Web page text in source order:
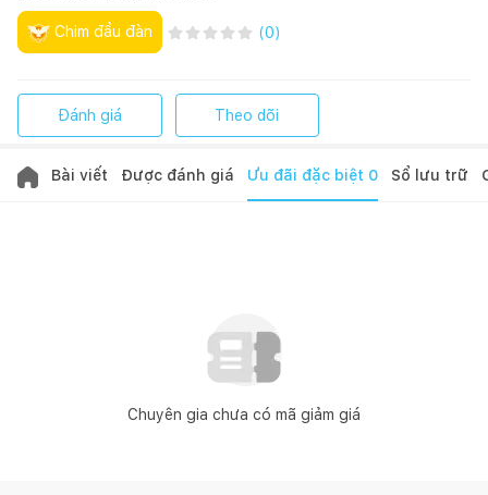
Chim đầu đàn (0)
Đánh giá Theo dõi
Bài viết Được đánh giá Ưu đãi đặc biệt 0 Sổ lưu trữ
Chuyên gia chưa có mã giảm giá